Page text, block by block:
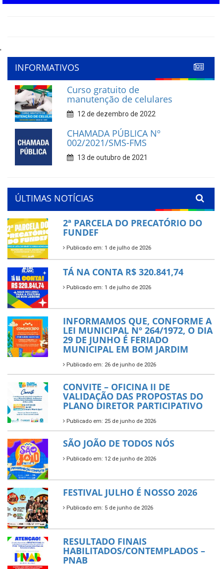
'
INFORMATIVOS
Curso gratuito de
manutenção de celulares
12 de dezembro de 2022
CHAMADA PÚBLICA Nº
002/2021/SMS-FMS
13 de outubro de 2021
ÚLTIMAS NOTÍCIAS
2ª PARCELA DO PRECATÓRIO DO
FUNDEF
Publicado em: 1 de julho de 2026
TÁ NA CONTA R$ 320.841,74
Publicado em: 1 de julho de 2026
INFORMAMOS QUE, CONFORME A
LEI MUNICIPAL Nº 264/1972, O DIA
29 DE JUNHO É FERIADO
MUNICIPAL EM BOM JARDIM
Publicado em: 26 de junho de 2026
CONVITE – OFICINA II DE
VALIDAÇÃO DAS PROPOSTAS DO
PLANO DIRETOR PARTICIPATIVO
Publicado em: 25 de junho de 2026
SÃO JOÃO DE TODOS NÓS
Publicado em: 12 de junho de 2026
FESTIVAL JULHO É NOSSO 2026
Publicado em: 5 de junho de 2026
RESULTADO FINAIS
HABILITADOS/CONTEMPLADOS –
PNAB